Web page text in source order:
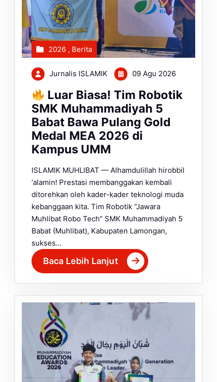
2026 , Berita
Jurnalis ISLAMIK 09 Agu 2026
Luar Biasa! Tim Robotik
SMK Muhammadiyah 5
Babat Bawa Pulang Gold
Medal MEA 2026 di
Kampus UMM
ISLAMIK MUHLIBAT — Alhamdulillah hirobbil
‘alamin! Prestasi membanggakan kembali
ditorehkan oleh kader-kader teknologi muda
kebanggaan kita. Tim Robotik “Jawara
Muhlibat Robo Tech” SMK Muhammadiyah 5
Babat (Muhlibat), Kabupaten Lamongan,
sukses…
Baca Lebih Lanjut